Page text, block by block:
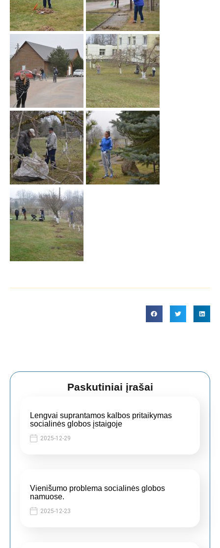
Paskutiniai įrašai
Lengvai suprantamos kalbos pritaikymas
socialinės globos įstaigoje
2025-12-29
Vienišumo problema socialinės globos
namuose.
2025-12-23